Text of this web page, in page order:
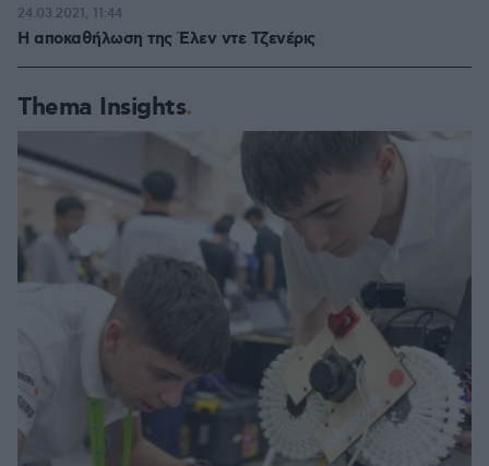
Η αποκαθήλωση της Έλεν ντε Τζενέρις
24.03.2021, 11:44
Thema Insights